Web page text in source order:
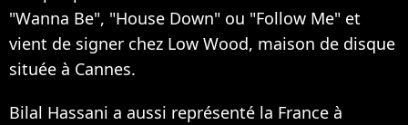
"Wanna Be", "House Down" ou "Follow Me" et
vient de signer chez Low Wood, maison de disque
située à Cannes.
Bilal Hassani a aussi représenté la France à